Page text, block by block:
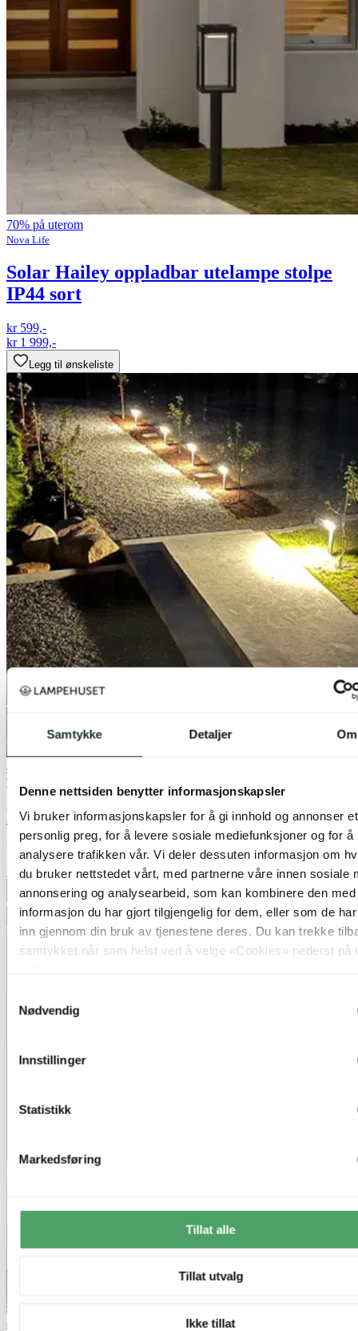
Samtykke Detaljer Om
Denne nettsiden benytter informasjonskapsler
Vi bruker informasjonskapsler for å gi innhold og annonser et
personlig preg, for å levere sosiale mediefunksjoner og for å
analysere trafikken vår. Vi deler dessuten informasjon om
du bruker nettstedet vårt, med partnerne våre innen sosiale
annonsering og analysearbeid, som kan kombinere den med
informasjon du har gjort tilgjengelig for dem, eller som de
inn gjennom din bruk av tjenestene deres. Du kan trekke
samtykket når som helst ved å velge «Cookies» nederst på
Nødvendig
Innstillinger
Statistikk
Markedsføring
Tillat alle
Tillat utvalg
Ikke tillat
70% på uterom
Nova Life
Solar Hailey oppladbar utelampe stolpe
IP44 sort
kr 599,-
kr 1 999,-
Legg til ønskeliste
40% ved kjøp av 2 eller flere
Trio Lighting
Pearl LED utelampe stolpe IP54 50cm
grå
kr 2 999,-
Produktdatablad
Legg til ønskeliste
40% ved kjøp av 2 eller flere